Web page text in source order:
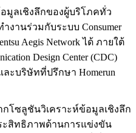
มูลเชิงลึกของผู้บริโภคทั่ว
งานร่วมกับระบบ Consumer
Aegis Network ได้ ภายใต้
Design Center (CDC)
ละบริษัทที่ปรึกษา Homerun
โซลูชันวิเคราะห์ข้อมูลเชิงลึก
ะสิทธิภาพด้านการแข่งขัน